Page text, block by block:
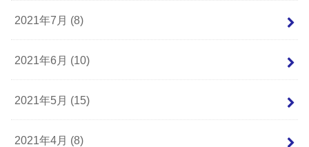
2021年7月 (8)
2021年6月 (10)
2021年5月 (15)
2021年4月 (8)